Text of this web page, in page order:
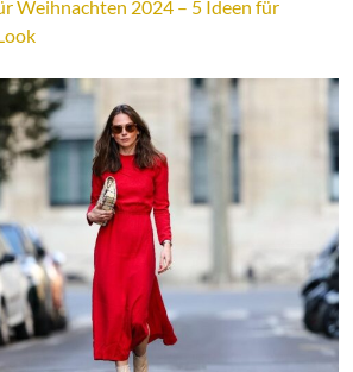
Weihnachten 2024 – 5 Ideen für